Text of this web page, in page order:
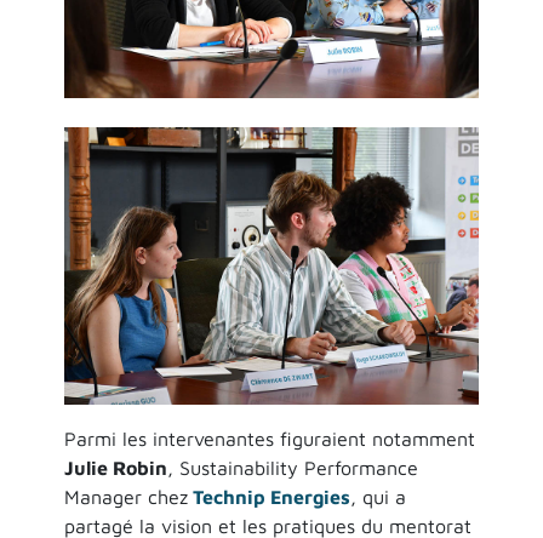
Parmi les intervenantes figuraient notamment
Julie Robin , Sustainability Performance
Manager chez Technip Energies , qui a
partagé la vision et les pratiques du mentorat